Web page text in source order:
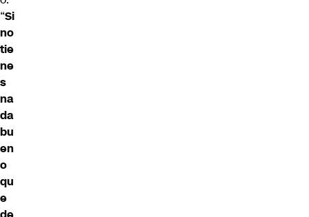
“Si
no
tie
ne
s
na
da
bu
en
o
qu
e